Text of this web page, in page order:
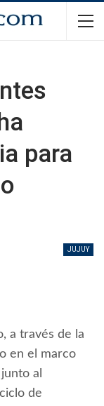
para
JUJUY
a través de la
en el marco
al
de